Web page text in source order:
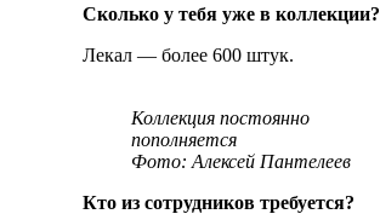
Сколько у тебя уже в коллекции?
Лекал — более 600 штук.
Коллекция постоянно
пополняется
Фото: Алексей Пантелеев
Кто из сотрудников требуется?